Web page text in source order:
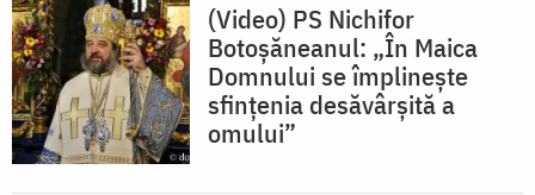
(Video) PS Nichifor
Botoșăneanul: „În Maica
Domnului se împlinește
sfințenia desăvârșită a
omului”